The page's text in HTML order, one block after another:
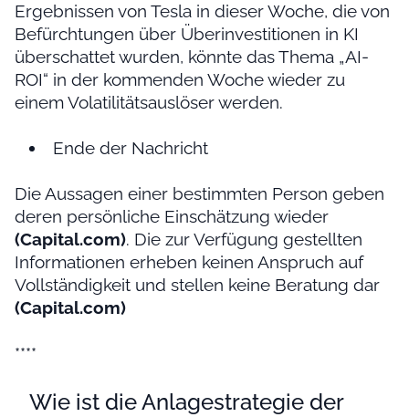
Ergebnissen von Tesla in dieser Woche, die von
Befürchtungen über Überinvestitionen in KI
überschattet wurden, könnte das Thema „AI-
ROI“ in der kommenden Woche wieder zu
einem Volatilitätsauslöser werden.
Ende der Nachricht
Die Aussagen einer bestimmten Person geben
deren persönliche Einschätzung wieder
(Capital.com). Die zur Verfügung gestellten
Informationen erheben keinen Anspruch auf
Vollständigkeit und stellen keine Beratung dar
(Capital.com)
****
Wie ist die Anlagestrategie der